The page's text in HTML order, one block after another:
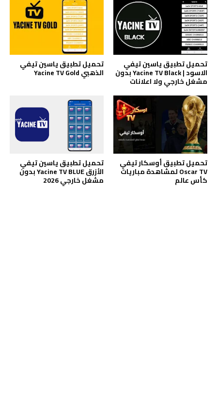
تحميل تطبيق ياسين تيفي
الاسود | Yacine TV Black بدون
مشغل خارجي ولا اعلانات
تحميل تطبيق ياسين تيفي
الذهبي Yacine TV Gold
تحميل تطبيق أوسكار تيفي
Oscar TV لمشاهدة مباريات
كأس عالم
تحميل تطبيق ياسين تيفي
الأزرق Yacine TV BLUE بدون
مشغل خارجي 2026